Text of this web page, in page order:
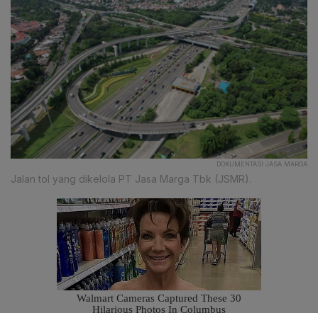
DOKUMENTASI JASA MARGA
Jalan tol yang dikelola PT Jasa Marga Tbk (JSMR).